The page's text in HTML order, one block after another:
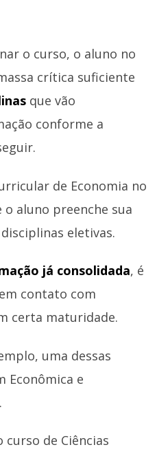
o curso, o aluno no
crítica suficiente
que vão
conforme a
de Economia no
aluno preenche sua
eletivas.
já consolidada, é
contato com
certa maturidade.
uma dessas
Econômica e
de Ciências